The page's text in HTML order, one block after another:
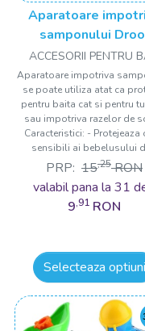
Aparatoare
samponului
ACCESORII PENTRU
Aparatoare impotriva
se poate utiliza atat ca
pentru baita cat si pentru
sau impotriva razelor de
Caracteristici: - Protejeaza
sensibili ai bebelusului
PRP: 15,25 RON
valabil pana la 31
9,91 RON
Selecteaza optiuni